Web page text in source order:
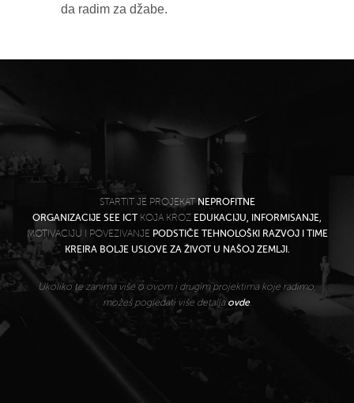
da radim za džabe.
STARTIT JE PROJEKAT NEPROFITNE
ORGANIZACIJE SEE ICTKOJA KROZ EDUKACIJU, INFORMISANJE,
MOTIVACIJU I POVEZIVANJE PODSTIČE TEHNOLOŠKI RAZVOJ I TIME
KREIRA BOLJE USLOVE ZA ŽIVOT U NAŠOJ ZEMLJI.
Ukoliko te zanima više o ovom i drugim projektima koje radimo,
možeš pogledati više detalja ovde.